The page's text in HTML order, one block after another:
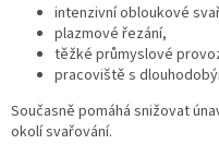
intenzivní obloukové
plazmové řezání,
těžké průmyslové
pracoviště s
Současně pomáhá snižovat
okolí svařování.